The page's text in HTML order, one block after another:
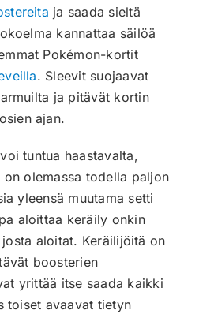
ja saada sieltä
kannattaa säilöä
Pokémon-kortit
. Sleevit suojaavat
ja pitävät kortin
ajan.
tuntua haastavalta,
olemassa todella paljon
yleensä muutama setti
aloittaa keräily onkin
aloitat. Keräilijöitä on
boosterien
yrittää itse saada kaikki
toiset avaavat tietyn